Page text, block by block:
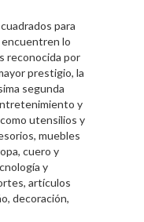
para
lo
reconocida por
prestigio, la
segunda
y
utensilios y
muebles
cuero y
y
artículos
decoración,